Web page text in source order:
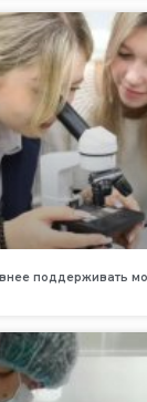
поддерживать